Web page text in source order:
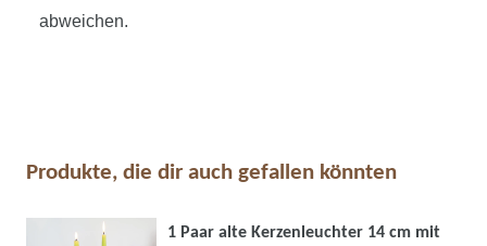
abweichen.
Produkte, die dir auch gefallen könnten
1 Paar alte Kerzenleuchter 14 cm mit